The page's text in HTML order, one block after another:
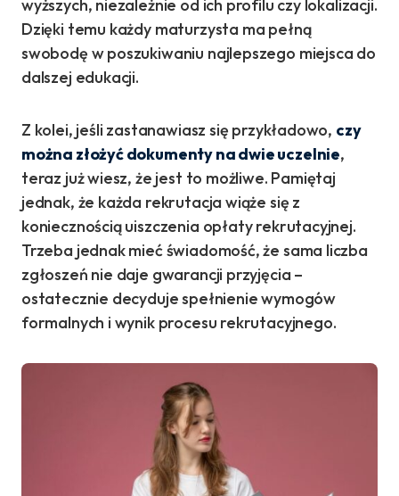
wyższych, niezależnie od ich profilu czy lokalizacji.
Dzięki temu każdy maturzysta ma pełną
swobodę w poszukiwaniu najlepszego miejsca do
dalszej edukacji.
Z kolei, jeśli zastanawiasz się przykładowo, czy
można złożyć dokumenty na dwie uczelnie,
teraz już wiesz, że jest to możliwe. Pamiętaj
jednak, że każda rekrutacja wiąże się z
koniecznością uiszczenia opłaty rekrutacyjnej.
Trzeba jednak mieć świadomość, że sama liczba
zgłoszeń nie daje gwarancji przyjęcia –
ostatecznie decyduje spełnienie wymogów
formalnych i wynik procesu rekrutacyjnego.